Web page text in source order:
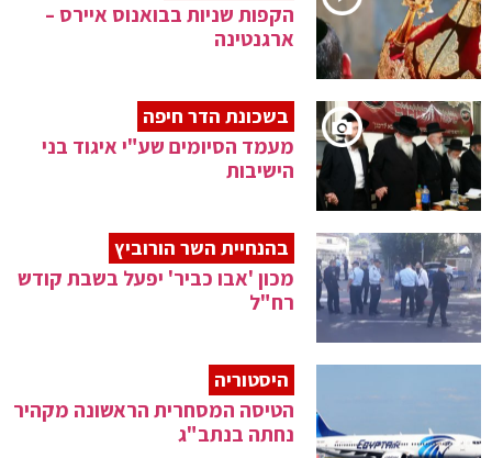
הקפות שניות בבואנוס איירס –
ארגנטינה
בשכונת הדר חיפה
מעמד הסיומים שע"י איגוד בני
הישיבות
בהנחיית השר הורוביץ
מכון 'אבו כביר' יפעל בשבת קודש
רח"ל
היסטוריה
הטיסה המסחרית הראשונה מקהיר
נחתה בנתב"ג